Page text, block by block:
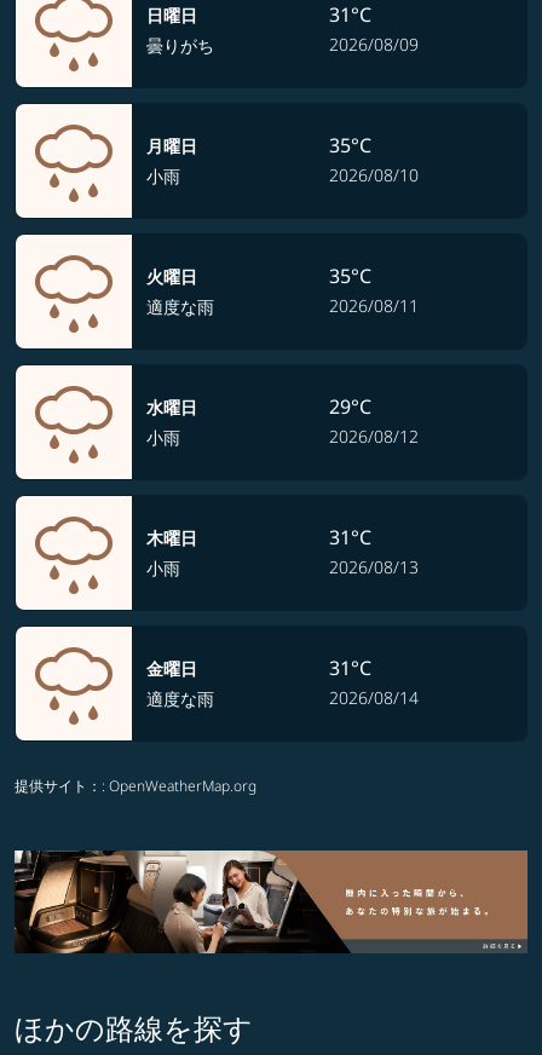
日曜日
曇りがち
31°C
2026/08/09
月曜日
小雨
35°C
2026/08/10
火曜日
適度な雨
35°C
2026/08/11
水曜日
小雨
29°C
2026/08/12
木曜日
小雨
31°C
2026/08/13
金曜日
適度な雨
31°C
2026/08/14
提供サイト： : OpenWeatherMap.org
ほかの路線を探す